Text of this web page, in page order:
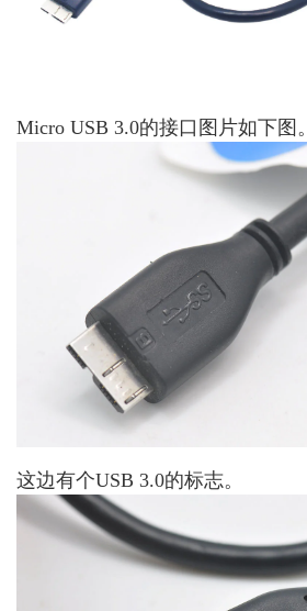
Micro USB 3.0的接口图片如下图。
这边有个USB 3.0的标志。